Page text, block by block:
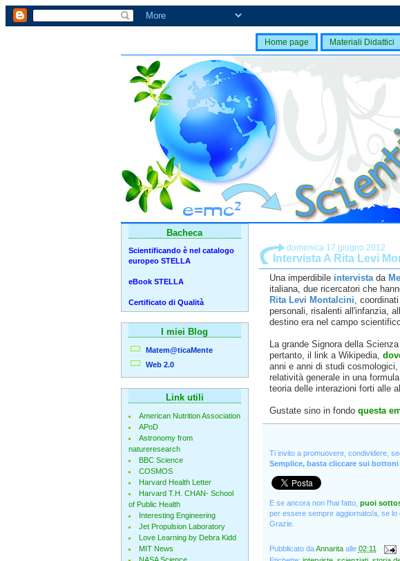
Home page Materiali Didattici
domenica 17 giugno 2012
Intervista A Rita Levi
Una imperdibile intervistada
italiana, due ricercatori che
Rita Levi Montalcini,
personali, risalenti all'infanzia,
destino era nel campo
La grande Signora della
pertanto, il link a Wikipedia,
anni e anni di studi
relatività generale in una
teoria delle interazioni forti alle
Gustate sino in fondo questa
Ti invito a promuovere, condividere,
Semplice, basta cliccare sui bottoni
E se ancora non l'hai fatto, puoi
per essere sempre aggiornato/a, se lo
Grazie.
Pubblicato daAnnarita alle 02:11
Bacheca
Scientificando è nel catalogo
europeo STELLA
eBook STELLA
Certificato di Qualità
I miei Blog
Matem@ticaMente
Web 2.0
Link utili
American Nutrition Association
APoD
Astronomy from
natureresearch
BBC Science
COSMOS
Harvard Health Letter
Harvard T.H. CHAN- School
of Public Health
Interesting Engineering
Jet Propulsion Laboratory
Love Learning by Debra Kidd
MIT News